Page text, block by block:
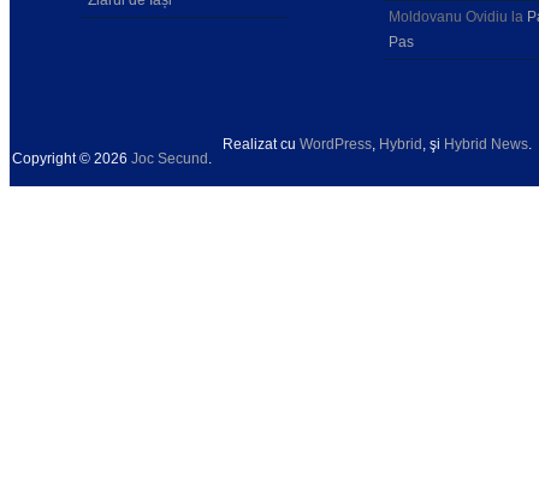
Moldovanu Ovidiu la
Pas
Copyright © 2026 Joc Secund
Realizat cu WordPress Hybrid , şi Hybrid News